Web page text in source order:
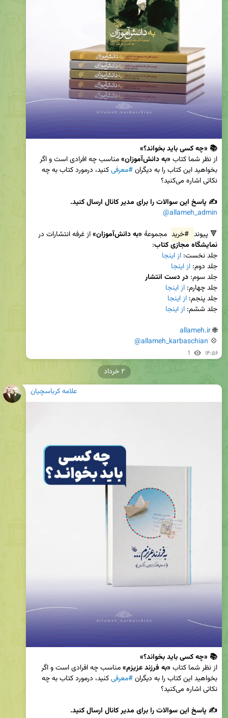
📚 «چه کسی باید بخواند؟»
از نظر شما کتاب «به دانش‌آموزان»
بخواهید این کتاب را به دیگران #معرفی
✍️ پاسخ این سوالات را برای مدیر کانال ارسال کنید.
@allameh_admin
🔻 پیوند #خرید مجموعۀ «به دانش‌آموزان»
از غرفه انتشارات در
نمایشگاه مجازی کتاب
جلد نخست: از اینجا
جلد دوم: از اینجا
جلد سوم: در دست انتشار
جلد چهارم: از اینجا
جلد پنجم: از اینجا
جلد ششم: از اینجا
🌐
allameh.ir
💠
@allameh_karbaschian
1 ۱۴:۵۶
علامه کرباسچیان
📚 «چه کسی باید بخواند؟»
از نظر شما کتاب «به فرزند عزیزم»
بخواهید این کتاب را به دیگران #معرفی
✍️ پاسخ این سوالات را برای مدیر کانال ارسال کنید.
۲ خرداد